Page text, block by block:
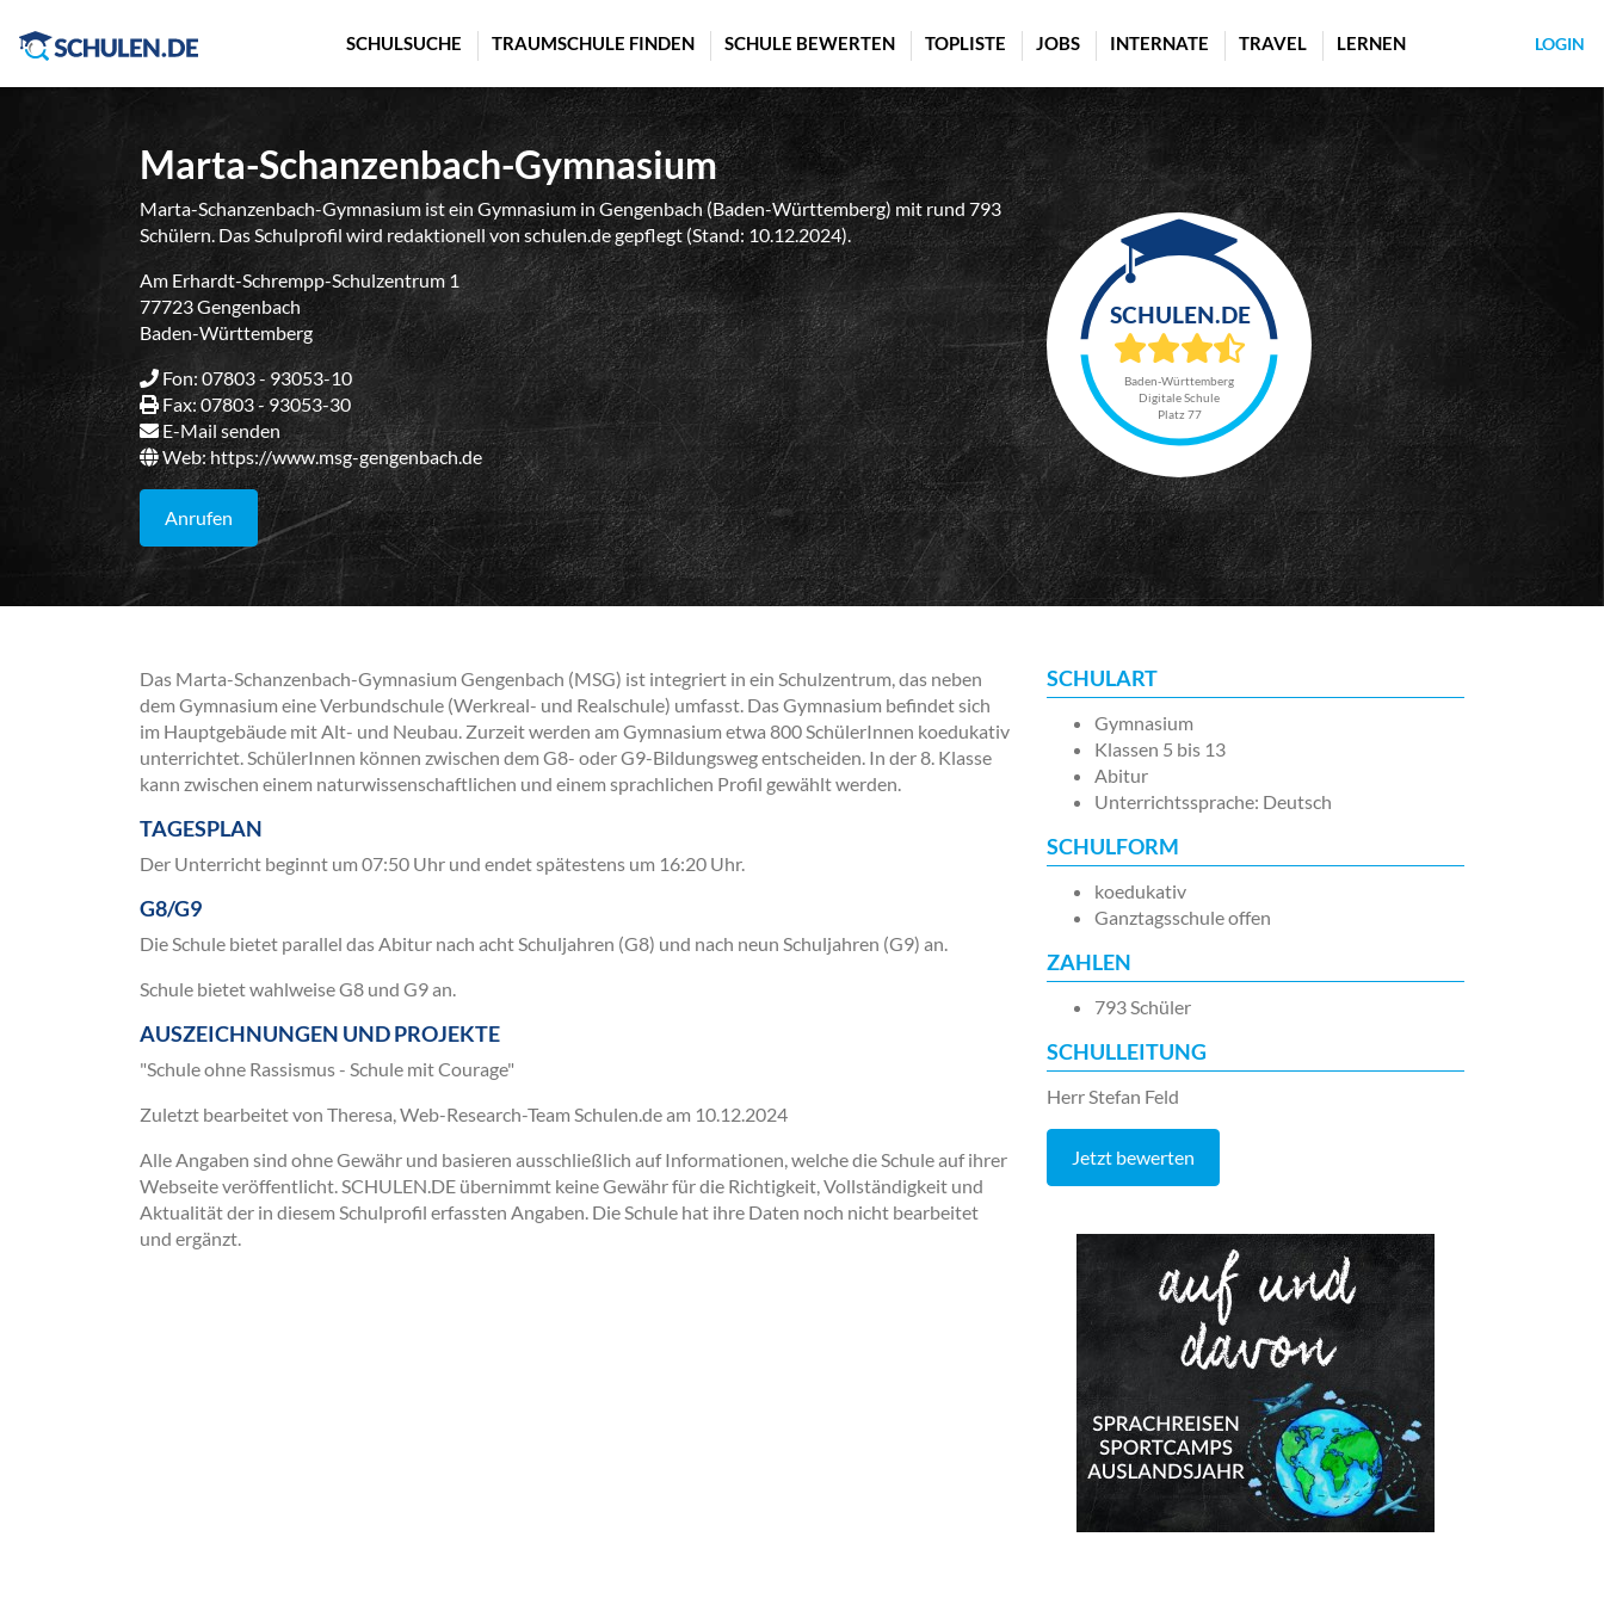
SCHULSUCHE TRAUMSCHULE FINDEN SCHULE BEWERTEN TOPLISTE JOBS INTERNATE TRAVEL LERNEN LOGIN
Marta-Schanzenbach-Gymnasium
Marta-Schanzenbach-Gymnasium ist ein Gymnasium in Gengenbach (Baden-Württemberg) mit rund 793
Schülern. Das Schulprofil wird redaktionell von schulen.de gepflegt (Stand: 10.12.2024).
Am Erhardt-Schrempp-Schulzentrum 1
77723 Gengenbach
Baden-Württemberg
Fon: 07803 - 93053-10
Fax: 07803 - 93053-30
E-Mail senden
Web:https://www.msg-gengenbach.de
Anrufen
Baden-Württemberg
Digitale Schule
Platz 77
Das Marta-Schanzenbach-Gymnasium Gengenbach (MSG) ist integriert in ein Schulzentrum, das neben
dem Gymnasium eine Verbundschule (Werkreal- und Realschule) umfasst. Das Gymnasium befindet sich
im Hauptgebäude mit Alt- und Neubau. Zurzeit werden am Gymnasium etwa 800 SchülerInnen koedukativ
unterrichtet. SchülerInnen können zwischen dem G8- oder G9-Bildungsweg entscheiden. In der 8. Klasse
kann zwischen einem naturwissenschaftlichen und einem sprachlichen Profil gewählt werden.
TAGESPLAN
Der Unterricht beginnt um 07:50 Uhr und endet spätestens um 16:20 Uhr.
G8/G9
Die Schule bietet parallel das Abitur nach acht Schuljahren (G8) und nach neun Schuljahren (G9) an.
Schule bietet wahlweise G8 und G9 an.
AUSZEICHNUNGEN UND PROJEKTE
"Schule ohne Rassismus - Schule mit Courage"
Zuletzt bearbeitet von Theresa, Web-Research-Team Schulen.de am 10.12.2024
Alle Angaben sind ohne Gewähr und basieren ausschließlich auf Informationen, welche die Schule auf ihrer
Webseite veröffentlicht. SCHULEN.DE übernimmt keine Gewähr für die Richtigkeit, Vollständigkeit und
Aktualität der in diesem Schulprofil erfassten Angaben. Die Schule hat ihre Daten noch nicht bearbeitet
und ergänzt.
SCHULART
Gymnasium
Klassen 5 bis 13
Abitur
Unterrichtssprache: Deutsch
SCHULFORM
koedukativ
Ganztagsschule offen
ZAHLEN
793 Schüler
SCHULLEITUNG
Herr Stefan Feld
Jetzt bewerten